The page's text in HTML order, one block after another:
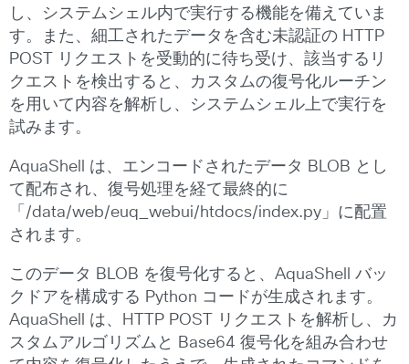
し、システムシェル内で実行する機能を備えていま
す。また、細工されたデータを含む未認証の HTTP
POST リクエストを受動的に待ち受け、該当するリ
クエストを検出すると、カスタムの復号化ルーチン
を用いて内容を解析し、システムシェル上で実行を
試みます。
AquaShell は、エンコードされたデータ BLOB とし
て配布され、復号処理を経て最終的に
「/data/web/euq_webui/htdocs/index.py」に配置
されます。
このデータ BLOB を復号化すると、AquaShell バッ
クドアを構成する Python コードが生成されます。
AquaShell は、HTTP POST リクエストを解析し、カ
スタムアルゴリズムと Base64 復号化を組み合わせ